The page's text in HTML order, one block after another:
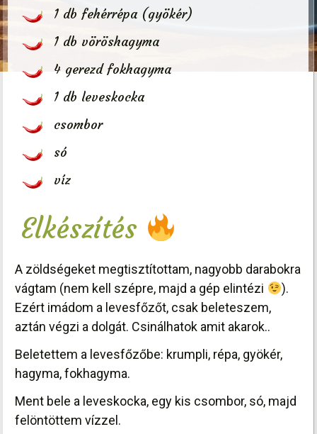
1 db fehérrépa (gyökér)
1 db vöröshagyma
4 gerezd fokhagyma
1 db leveskocka
csombor
só
víz
Elkészítés
A zöldségeket megtisztítottam, nagyobb darabokra
vágtam (nem kell szépre, majd a gép elintézi
).
Ezért imádom a levesfőzőt, csak beleteszem,
aztán végzi a dolgát. Csinálhatok amit akarok..
Beletettem a levesfőzőbe: krumpli, répa, gyökér,
hagyma, fokhagyma.
Ment bele a leveskocka, egy kis csombor, só, majd
felöntöttem vízzel.